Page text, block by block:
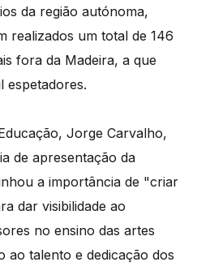
da região autónoma,
realizados um total de 146
fora da Madeira, a que
espetadores.
Jorge Carvalho,
de apresentação da
a importância de "criar
dar visibilidade ao
no ensino das artes
ao talento e dedicação dos